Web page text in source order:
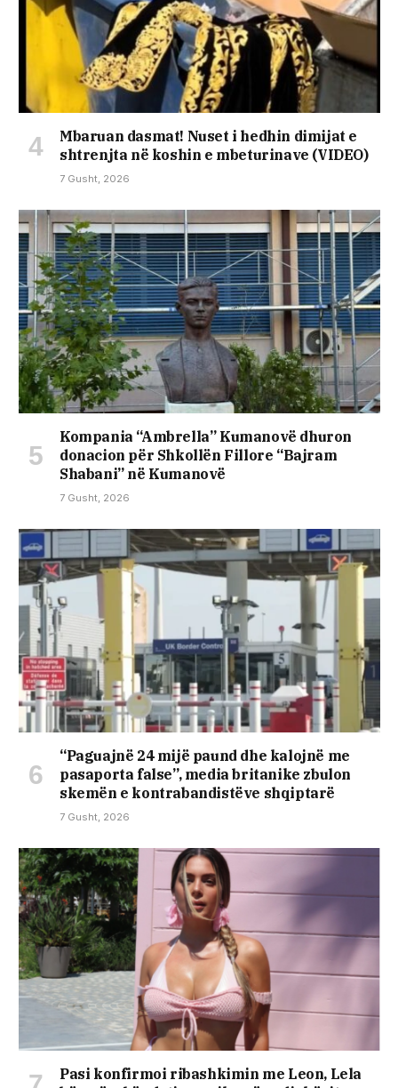
Mbaruan dasmat! Nuset i hedhin dimijat e
shtrenjta në koshin e mbeturinave (VIDEO)
7 Gusht, 2026
Kompania “Ambrella” Kumanovë dhuron
donacion për Shkollën Fillore “Bajram
Shabani” në Kumanovë
7 Gusht, 2026
“Paguajnë 24 mijë paund dhe kalojnë me
pasaporta false”, media britanike zbulon
skemën e kontrabandistëve shqiptarë
7 Gusht, 2026
Pasi konfirmoi ribashkimin me Leon, Lela